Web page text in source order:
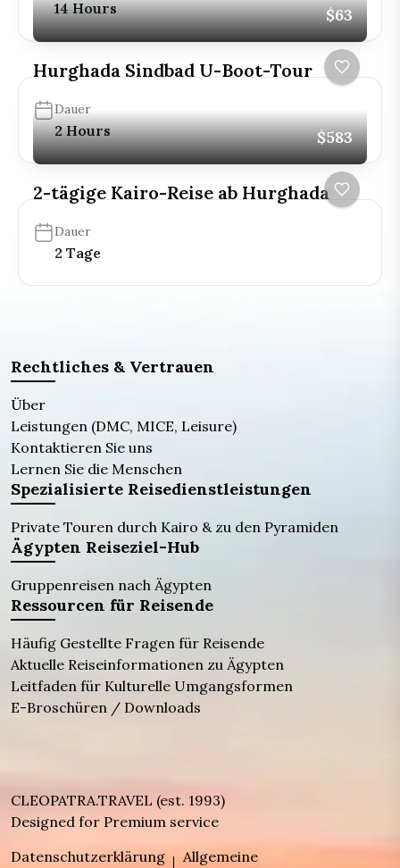
14 Hours $63
Hurghada Sindbad U-Boot-Tour
Dauer
2 Hours $583
2-tägige Kairo-Reise ab Hurghada
Dauer
2 Tage
Rechtliches & Vertrauen
Über
Leistungen (DMC, MICE, Leisure)
Kontaktieren Sie uns
Lernen Sie die Menschen
Spezialisierte Reisedienstleistungen
Private Touren durch Kairo & zu den Pyramiden
Ägypten Reiseziel-Hub
Gruppenreisen nach Ägypten
Ressourcen für Reisende
Häufig Gestellte Fragen für Reisende
Aktuelle Reiseinformationen zu Ägypten
Leitfaden für Kulturelle Umgangsformen
E-Broschüren / Downloads
CLEOPATRA.TRAVEL (est. 1993)
Designed for Premium service
Datenschutzerklärung
Allgemeine